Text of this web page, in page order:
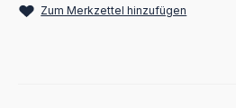
Zum Merkzettel hinzufügen